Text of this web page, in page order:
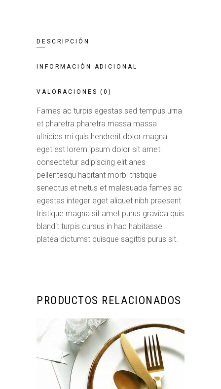
DESCRIPCIÓN
INFORMACIÓN ADICIONAL
VALORACIONES (0)
Fames ac turpis egestas sed tempus urna
et pharetra pharetra massa massa
ultricies mi quis hendrerit dolor magna
eget est lorem ipsum dolor sit amet
consectetur adipiscing elit anes
pellentesqu habitant morbi tristique
senectus et netus et malesuada fames ac
egestas integer eget aliquet nibh praesent
tristique magna sit amet purus gravida quis
blandit turpis cursus in hac habitasse
platea dictumst quisque sagittis purus sit.
PRODUCTOS RELACIONADOS